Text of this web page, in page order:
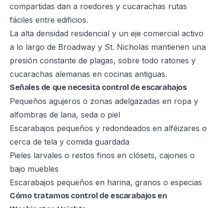
compartidas dan a roedores y cucarachas rutas
fáciles entre edificios.
La alta densidad residencial y un eje comercial activo
a lo largo de Broadway y St. Nicholas mantienen una
presión constante de plagas, sobre todo ratones y
cucarachas alemanas en cocinas antiguas.
Señales de que necesita control de escarabajos
Pequeños agujeros o zonas adelgazadas en ropa y
alfombras de lana, seda o piel
Escarabajos pequeños y redondeados en alféizares o
cerca de tela y comida guardada
Pieles larvales o restos finos en clósets, cajones o
bajo muebles
Escarabajos pequeños en harina, granos o especias
Cómo tratamos control de escarabajos en